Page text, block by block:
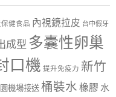
健食品 內視鏡拉皮 台中假牙
成型 多囊性卵巢
口機 提升免疫力 新竹
機場接送 桶裝水 橡膠 水